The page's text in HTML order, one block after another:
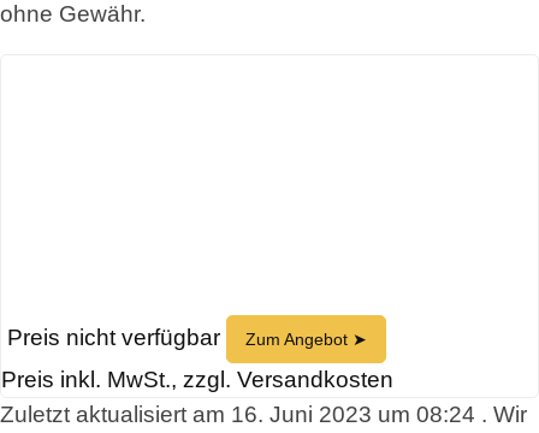
ohne Gewähr.
Preis nicht verfügbar Zum Angebot ➤
Preis inkl. MwSt., zzgl. Versandkosten
Zuletzt aktualisiert am 16. Juni 2023 um 08:24 . Wir